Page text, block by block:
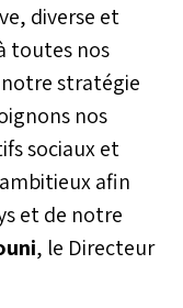
diverse et
toutes nos
stratégie
nos
sociaux et
afin
et de notre
, le Directeur